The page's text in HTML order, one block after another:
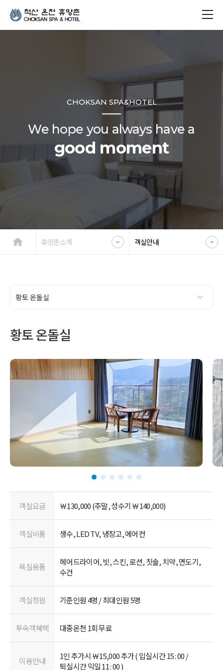
CHOKSAN SPA&HOTEL
We hope you always have a
good moment
휴양촌소개 객실안내
황토 온돌실
객실요금 ￦130,000 (주말, 성수기 ￦140,000)
객실비품 생수, LED TV, 냉장고, 에어컨
욕실용품
헤어드라이어, 빗, 스킨, 로션, 칫솔, 치약, 면도기,
수건
객실정원 기준인원 4명 / 최대인원 5명
투숙객혜택 대중온천 1회 무료
이용안내
1인 추가시 ￦15,000 추가 ( 입실시간 15 : 00 /
퇴실시간 익일 11 : 00 )